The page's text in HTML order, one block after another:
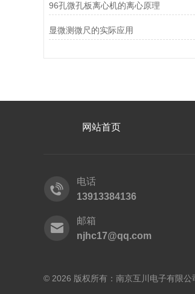
96孔微孔板离心机的离心原理
显微测微尺的实际应用
网站首页
电话
13913384136
邮箱
njhc17@qq.com
© 2026 版权所有：南京互川电子有限公